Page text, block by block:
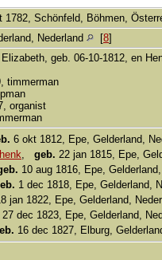
1782, Schönfeld, Böhmen,
Nederland [8]
geb. 06-10-1812, en
timmerman
organist
6 okt 1812, Epe, Gelderland,
geb. 22 jan 1815, Epe,
10 aug 1816, Epe,
1 dec 1818, Epe, Gelderland,
jan 1822, Epe, Gelderland,
27 dec 1823, Epe, Gelderland,
16 dec 1827, Elburg,